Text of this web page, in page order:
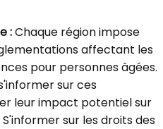
:Chaque région impose
affectant les
pour personnes âgées.
sur ces
leur impact potentiel sur
sur les droits des